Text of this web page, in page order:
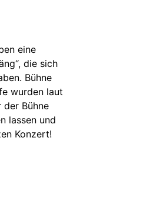
eine
die sich
Bühne
wurden laut
Bühne
lassen und
Konzert!